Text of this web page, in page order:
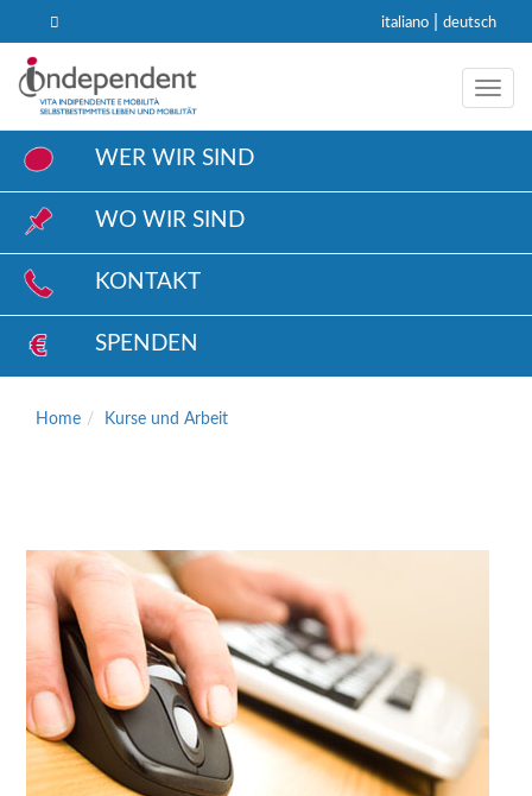
italiano deutsch
WER WIR SIND
WO WIR SIND
KONTAKT
SPENDEN
Home Kurse und Arbeit